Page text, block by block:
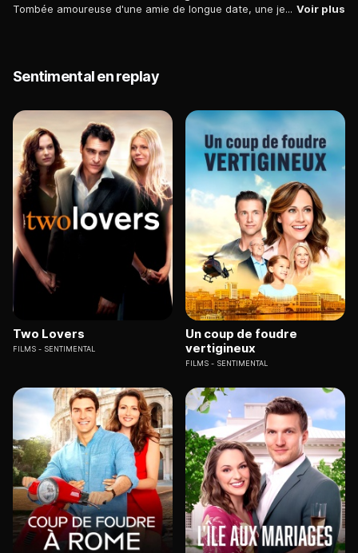
Tombée amoureuse d'une amie de longue date, une jeune banlieusarde hésite sur le comportement à adopter face aux regards des habitants de sa cité. Voir plus
Sentimental en replay
Two Lovers
FILMS SENTIMENTAL
Un coup de foudre
vertigineux
FILMS SENTIMENTAL